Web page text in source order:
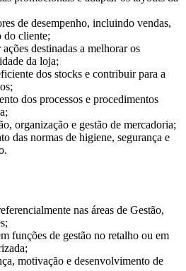
de desempenho, incluindo vendas,
do cliente;
destinadas a melhorar os
da loja;
dos stocks e contribuir para a
dos processos e procedimentos
organização e gestão de mercadoria;
das normas de higiene, segurança e
nas áreas de Gestão,
funções de gestão no retalho ou em
motivação e desenvolvimento de